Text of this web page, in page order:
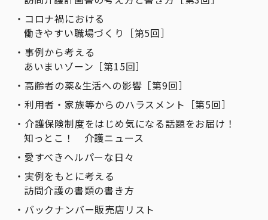
コロナ禍における
働きやすい職場づくり［第5回］
事例から考える
あいまいゾーン［第15回］
高齢者の薬&生活への影響［第9回］
利用者・家族等からのハラスメント［第5回］
介護保険制度をはじめ気になる話題をお届け！
知っとこ！ 介護ニュース
愛すべきヘルパーな日々
実例をもとに考える
訪問介護の書類の書き方
バックナンバー販売店リスト